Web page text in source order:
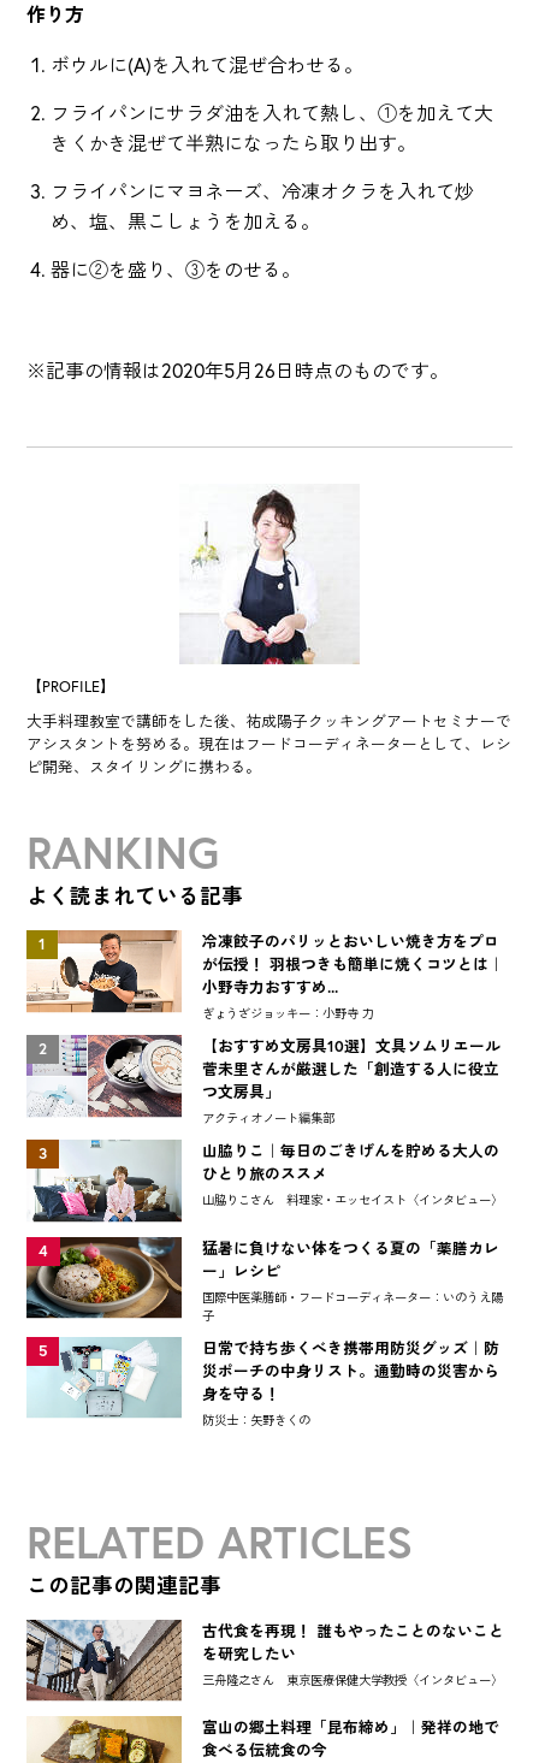
作り方
ボウルに(A)を入れて混ぜ合わせる。
フライパンにサラダ油を入れて熱し、①を加えて大
きくかき混ぜて半熟になったら取り出す。
フライパンにマヨネーズ、冷凍オクラを入れて炒
め、塩、黒こしょうを加える。
器に②を盛り、③をのせる。
※記事の情報は2020年5月26日時点のものです。
【PROFILE】
大手料理教室で講師をした後、祐成陽子クッキングアートセミナーで
アシスタントを努める。現在はフードコーディネーターとして、レシ
ピ開発、スタイリングに携わる。
RANKING
よく読まれている記事
1
冷凍餃子のパリッとおいしい焼き方をプロ
が伝授！ 羽根つきも簡単に焼くコツとは｜
小野寺力おすすめ...
ぎょうざジョッキー：小野寺 力
2
【おすすめ文房具10選】文具ソムリエール
菅未里さんが厳選した「創造する人に役立
つ文房具」
アクティオノート編集部
3
山脇りこ｜毎日のごきげんを貯める大人の
ひとり旅のススメ
山脇りこさん 料理家・エッセイスト〈インタビュー〉
4
猛暑に負けない体をつくる夏の「薬膳カレ
ー」レシピ
国際中医薬膳師・フードコーディネーター：いのうえ陽
子
5
日常で持ち歩くべき携帯用防災グッズ｜防
災ポーチの中身リスト。通勤時の災害から
身を守る！
防災士：矢野きくの
RELATED ARTICLES
この記事の関連記事
古代食を再現！ 誰もやったことのないこと
を研究したい
三舟隆之さん 東京医療保健大学教授〈インタビュー〉
富山の郷土料理「昆布締め」｜発祥の地で
食べる伝統食の今